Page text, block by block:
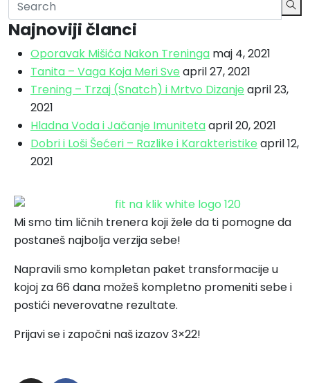
Najnoviji članci
Oporavak Mišića Nakon Treninga maj 4, 2021
Tanita – Vaga Koja Meri Sve april 27, 2021
Trening – Trzaj (Snatch) i Mrtvo Dizanje april 23,
2021
Hladna Voda i Jačanje Imunitetaapril 20, 2021
Dobri i Loši Šećeri – Razlike i Karakteristike april 12,
2021
Mi smo tim ličnih trenera koji žele da ti pomogne da
postaneš najbolja verzija sebe!
Napravili smo kompletan paket transformacije u
kojoj za 66 dana možeš kompletno promeniti sebe i
postići neverovatne rezultate.
Prijavi se i započni naš izazov 3×22!